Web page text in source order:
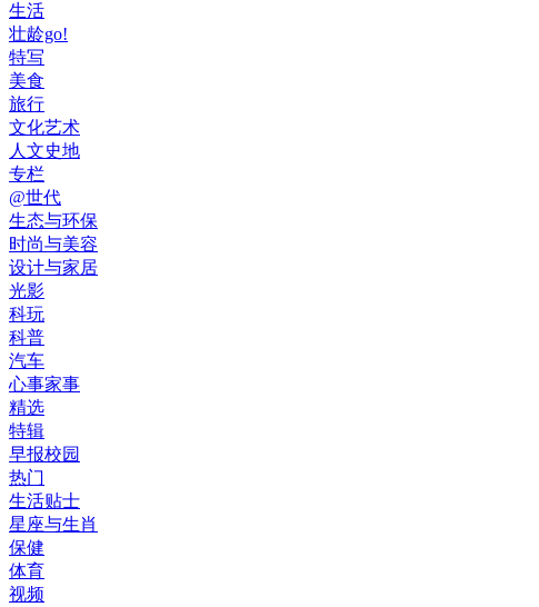
生活
壮龄go!
特写
美食
旅行
文化艺术
人文史地
专栏
@世代
生态与环保
时尚与美容
设计与家居
光影
科玩
科普
汽车
心事家事
精选
特辑
早报校园
热门
生活贴士
星座与生肖
保健
体育
视频